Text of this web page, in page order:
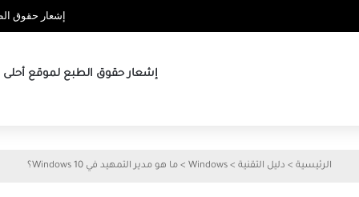
إشعار حقوق
إشعار حقوق الطبع لموقع أحلى
الرئيسية > دليل التقنية >
Windows
> ما هو مدير التمهيد في Windows 10؟